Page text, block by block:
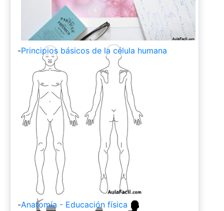
-Principios básicos de la célula humana
-Anatomía - Educación física